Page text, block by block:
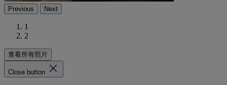
Previous Next
1
2
查看所有照片
Close button